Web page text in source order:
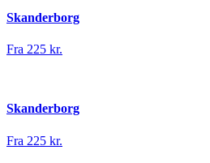
Skanderborg
Fra 225 kr.
Skanderborg
Fra 225 kr.